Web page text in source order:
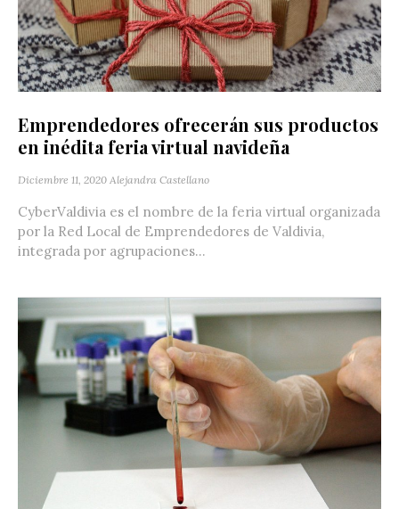
Emprendedores ofrecerán sus productos
en inédita feria virtual navideña
Diciembre 11, 2020 Alejandra Castellano
CyberValdivia es el nombre de la feria virtual organizada
por la Red Local de Emprendedores de Valdivia,
integrada por agrupaciones...